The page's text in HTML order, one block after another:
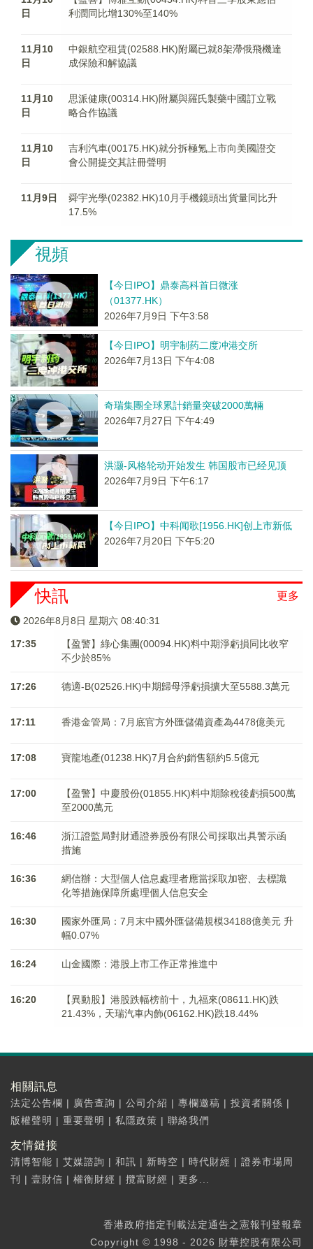
日
利潤同比增130%至140%
11月10
日
中銀航空租賃(02588.HK)附屬已就8架滯俄飛機達
成保險和解協議
11月10
日
思派健康(00314.HK)附屬與羅氏製藥中國訂立戰
略合作協議
11月10
日
吉利汽車(00175.HK)就分拆極氪上市向美國證交
會公開提交其註冊聲明
11月9日
舜宇光學(02382.HK)10月手機鏡頭出貨量同比升
17.5%
視頻
【今日IPO】鼎泰高科首日微涨
（01377.HK）
2026年7月9日 下午3:58
【今日IPO】明宇制药二度冲港交所
2026年7月13日 下午4:08
奇瑞集團全球累計銷量突破2000萬輛
2026年7月27日 下午4:49
洪灏-风格轮动开始发生 韩国股市已经见顶
2026年7月9日 下午6:17
【今日IPO】中科闻歌[1956.HK]创上市新低
2026年7月20日 下午5:20
更多
快訊
2026年8月8日 星期六 08:40:31
17:35
【盈警】綠心集團(00094.HK)料中期淨虧損同比收窄
不少於85%
17:26 德適-B(02526.HK)中期歸母淨虧損擴大至5588.3萬元
17:11 香港金管局：7月底官方外匯儲備資產為4478億美元
17:08 寶龍地產(01238.HK)7月合約銷售額約5.5億元
17:00
【盈警】中慶股份(01855.HK)料中期除稅後虧損500萬
至2000萬元
16:46
浙江證監局對財通證券股份有限公司採取出具警示函
措施
16:36
網信辦：大型個人信息處理者應當採取加密、去標識
化等措施保障所處理個人信息安全
16:30
國家外匯局：7月末中國外匯儲備規模34188億美元 升
幅0.07%
16:24 山金國際：港股上市工作正常推進中
16:20
【異動股】港股跌幅榜前十，九福來(08611.HK)跌
21.43%，天瑞汽車内飾(06162.HK)跌18.44%
相關訊息
法定公告欄 | 廣告查詢 | 公司介紹 | 專欄邀稿 | 投資者關係 |
版權聲明 | 重要聲明 | 私隱政策 | 聯絡我們
友情鏈接
清博智能 | 艾媒諮詢 | 和訊 | 新時空 | 時代財經 | 證券市場周
刊
| 壹財信 | 權衡財經 | 攬富財經 | 更多...
香港政府指定刊載法定通告之憲報刊登報章
Copyright © 1998 - 2026 財華控股有限公司